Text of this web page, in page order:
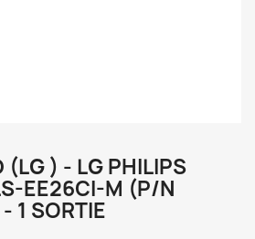
(LG ) - LG PHILIPS
EE26CI-M (P/N
1 SORTIE